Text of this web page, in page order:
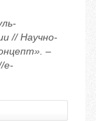
// Научно-
–
e-